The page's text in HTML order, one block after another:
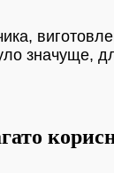
значуще,